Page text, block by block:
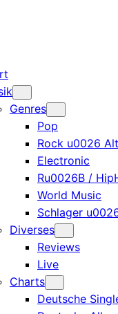
Genres
Pop
Rock u0026
Electronic
Ru0026B /
World Music
Schlager
Diverses
Reviews
Live
Charts
Deutsche